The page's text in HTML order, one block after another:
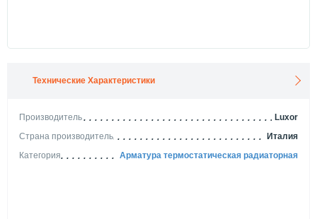
Технические Характеристики
Производитель
Luxor
Страна производитель
Италия
Категория
Арматура термостатическая радиаторная